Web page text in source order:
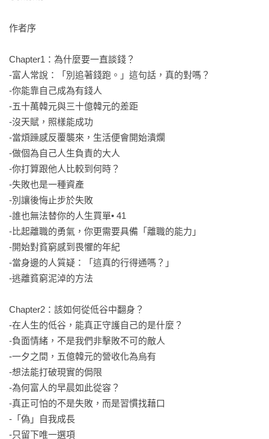
──沒天賦，照樣能成功
作者序
Chapter1：為什麼要一直談錢？
-富人常說：「別追著錢跑。」這句話，真的對嗎？
-你能靠自己成為有錢人
-五十萬韓元與三十億韓元的差距
-沒天賦，照樣能成功
-當煩躁感反覆襲來，生活便會開始潰爛
-做個為自己人生負責的大人
-你打算跟他人比較到何時？
-失敗也是一種資產
-別讓後悔止步於失敗
-誰也無法替你的人生買單• 41
-比起離職的勇氣，你更需要具備「離職的能力」
-開始對貧窮感到畏懼的年紀
-當身邊的人質疑：「這真的行得通嗎？」
-逃離貧窮泥淖的方法
Chapter2：該如何從低谷中翻身？
-在人生的低谷，能真正守護自己的是什麼？
-負面情緒，不是我們非擊敗不可的敵人
-一夕之間，五億韓元的營收化為烏有
-想法能打破現實的侷限
-為何富人的早晨如此從容？
-真正可怕的不是失敗，而是習慣找藉口
-「偽」自我成長
-只留下唯一選項